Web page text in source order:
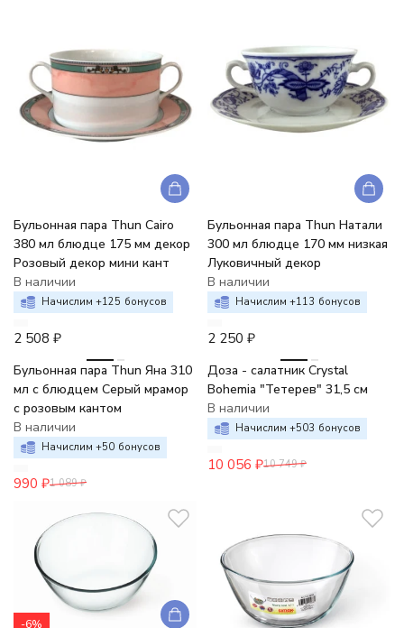
Бульонная пара Thun Cairo
380 мл блюдце 175 мм декор
Розовый декор мини кант
В наличии
Начислим +125 бонусов
2 508 ₽
Бульонная пара Thun Натали
300 мл блюдце 170 мм низкая
Луковичный декор
В наличии
Начислим +113 бонусов
2 250 ₽
-9%
Бульонная пара Thun Яна 310
мл c блюдцем Серый мрамор
с розовым кантом
В наличии
Начислим +50 бонусов
990 ₽1 089 ₽
-6%
Доза - салатник Crystal
Bohemia "Тетерев" 31,5 см
В наличии
Начислим +503 бонусов
10 056 ₽10 749 ₽
-6%